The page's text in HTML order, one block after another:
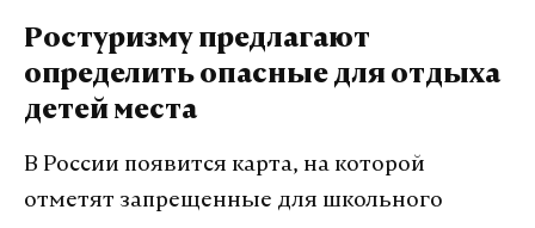
Ростуризму предлагают
определить опасные для отдыха
детей места
В России появится карта, на которой
отметят запрещенные для школьного